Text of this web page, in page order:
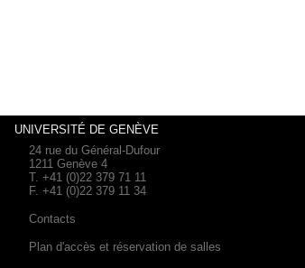
UNIVERSITÉ DE GENÈVE
24 rue du Général-Dufour
1211 Genève 4
T. +41 (0)22 379 71 11
F. +41 (0)22 379 11 34
Contacts
Plan d'accès et réservation de salles